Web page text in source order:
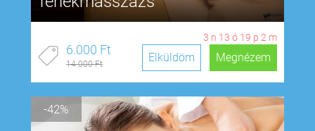
3 n 13 ó 19 p 1 m
6.000 Ft
14.000 Ft Megnézem
Elküldöm
-42%